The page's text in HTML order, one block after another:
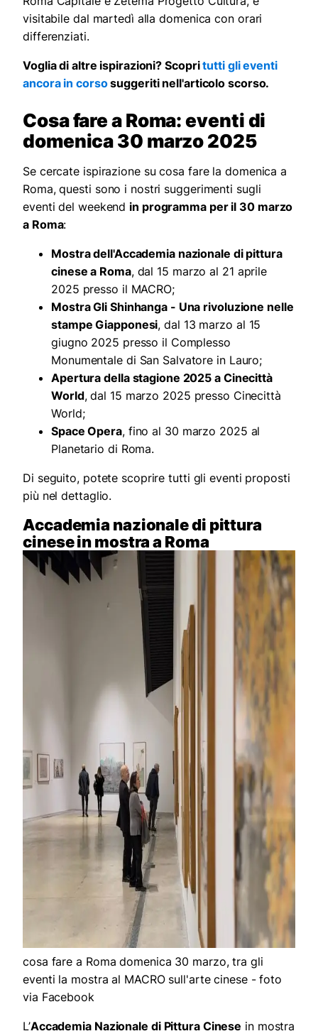
visitabile dal martedì alla domenica con orari
differenziati.
Voglia di altre ispirazioni? Scopritutti gli eventi
ancora in corsosuggeriti nell'articolo scorso.
Cosa fare a Roma: eventi di
domenica 30 marzo 2025
Se cercate ispirazione su cosa fare la domenica a
Roma, questi sono i nostri suggerimenti sugli
eventi del weekend in programma per il 30 marzo
a Roma:
Mostra dell'Accademia nazionale di pittura
cinese a Roma, dal 15 marzo al 21 aprile
2025 presso il MACRO;
Mostra Gli Shinhanga - Una rivoluzione nelle
stampe Giapponesi, dal 13 marzo al 15
giugno 2025 presso il Complesso
Monumentale di San Salvatore in Lauro;
Apertura della stagione 2025 a Cinecittà
World, dal 15 marzo 2025 presso Cinecittà
World;
Space Opera, fino al 30 marzo 2025 al
Planetario di Roma.
Di seguito, potete scoprire tutti gli eventi proposti
più nel dettaglio.
Accademia nazionale di pittura
cinese in mostra a Roma
cosa fare a Roma domenica 30 marzo, tra gli
eventi la mostra al MACRO sull'arte cinese - foto
via Facebook
L’Accademia Nazionale di Pittura Cinese in mostra